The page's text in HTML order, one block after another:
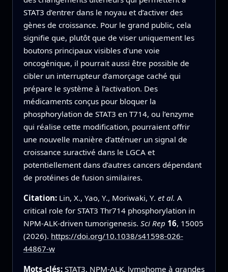
STAT3 d’entrer dans le noyau et d’activer des
gènes de croissance. Pour le grand public, cela
signifie que, plutôt que de viser uniquement les
boutons principaux visibles d’une voie
oncogénique, il pourrait aussi être possible de
cibler un interrupteur d’amorçage caché qui
prépare le système à l’activation. Des
médicaments conçus pour bloquer la
phosphorylation de STAT3 en T714, ou l’enzyme
qui réalise cette modification, pourraient offrir
une nouvelle manière d’atténuer un signal de
croissance suractivé dans le LGCA et
potentiellement dans d’autres cancers dépendant
de protéines de fusion similaires.
Citation: Lin, X., Yao, Y., Moriwaki, Y. et al. A
critical role for STAT3 Thr714 phosphorylation in
NPM-ALK-driven tumorigenesis. Sci Rep 16, 15005
(2026). https://doi.org/10.1038/s41598-026-
44867-w
Mots-clés: STAT3, NPM-ALK, lymphome à grandes